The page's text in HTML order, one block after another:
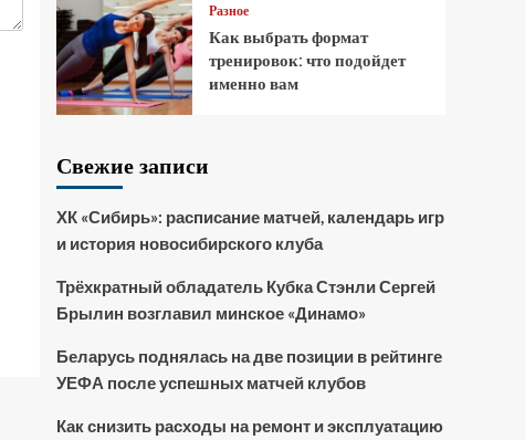
Разное
Как выбрать формат
тренировок: что подойдет
именно вам
Свежие записи
ХК «Сибирь»: расписание матчей, календарь игр
и история новосибирского клуба
Трёхкратный обладатель Кубка Стэнли Сергей
Брылин возглавил минское «Динамо»
Беларусь поднялась на две позиции в рейтинге
УЕФА после успешных матчей клубов
Как снизить расходы на ремонт и эксплуатацию